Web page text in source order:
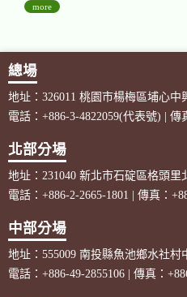
more
總場
地址：326011 桃園市楊梅區埔心中
電話：+886-3-4822059(代表號) | 傳
北部分場
地址：231040 新北市石碇區格頭里
電話：+886-2-2665-1801 | 傳真：
中部分場
地址：555009 南投縣魚池鄉水社村
電話：+886-49-2855106 | 傳真：